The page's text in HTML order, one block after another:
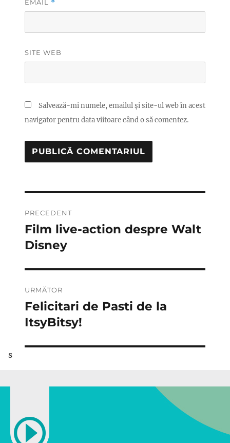
EMAIL *
SITE WEB
Salvează-mi numele, emailul și site-ul web în acest
navigator pentru data viitoare când o să comentez.
în
articole
PRECEDENT
Articolul
anterior:
Film live-action despre Walt
Disney
URMĂTOR
Articolul
următor:
Felicitari de Pasti de la
ItsyBitsy!
s